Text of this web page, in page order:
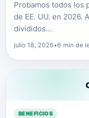
Probamos todos los
de EE. UU. en
divididos...
julio 18, 2026•6 min de
BENEFICIOS